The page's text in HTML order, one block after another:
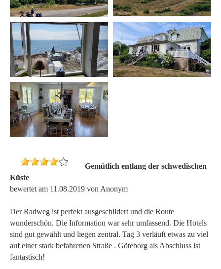
Gemütlich entlang der schwedischen
Küste
bewertet am 11.08.2019 von Anonym
Der Radweg ist perfekt ausgeschildert und die Route
wunderschön. Die Information war sehr umfassend. Die Hotels
sind gut gewählt und liegen zentral. Tag 3 verläuft etwas zu viel
auf einer stark befahrenen Straße . Göteborg als Abschluss ist
fantastisch!